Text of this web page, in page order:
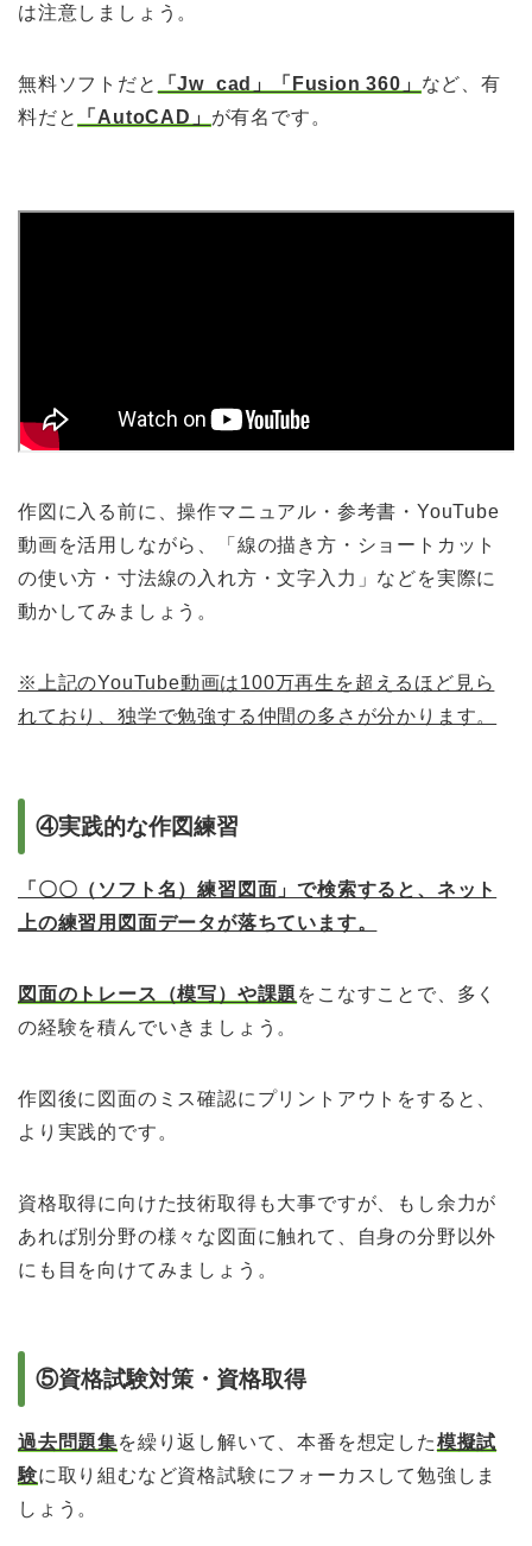
は注意しましょう。
無料ソフトだと 「Jw_cad」「Fusion 360」 など、有
料だと
「AutoCAD」 が有名です。
作図に入る前に、操作マニュアル・参考書・YouTube
動画を活用しながら、「線の描き方・ショートカット
の使い方・寸法線の入れ方・文字入力」などを実際に
動かしてみましょう。
※上記のYouTube動画は100万再生を超えるほど見ら
れており、独学で勉強する仲間の多さが分かります。
④実践的な作図練習
「〇〇（ソフト名）練習図面」で検索すると、ネット
上の練習用図面データが落ちています。
図面のトレース（模写）や課題 をこなすことで、多く
の経験を積んでいきましょう。
作図後に図面のミス確認にプリントアウトをすると、
より実践的です。
資格取得に向けた技術取得も大事ですが、もし余力が
あれば別分野の様々な図面に触れて、自身の分野以外
にも目を向けてみましょう。
⑤資格試験対策・資格取得
過去問題集を繰り返し解いて、本番を想定した模擬試
験に取り組むなど資格試験にフォーカスして勉強しま
しょう。